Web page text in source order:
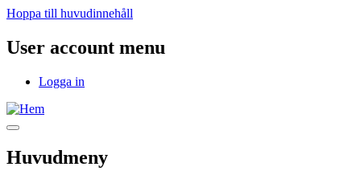
Hoppa till huvudinnehåll
User account menu
Logga in
Huvudmeny